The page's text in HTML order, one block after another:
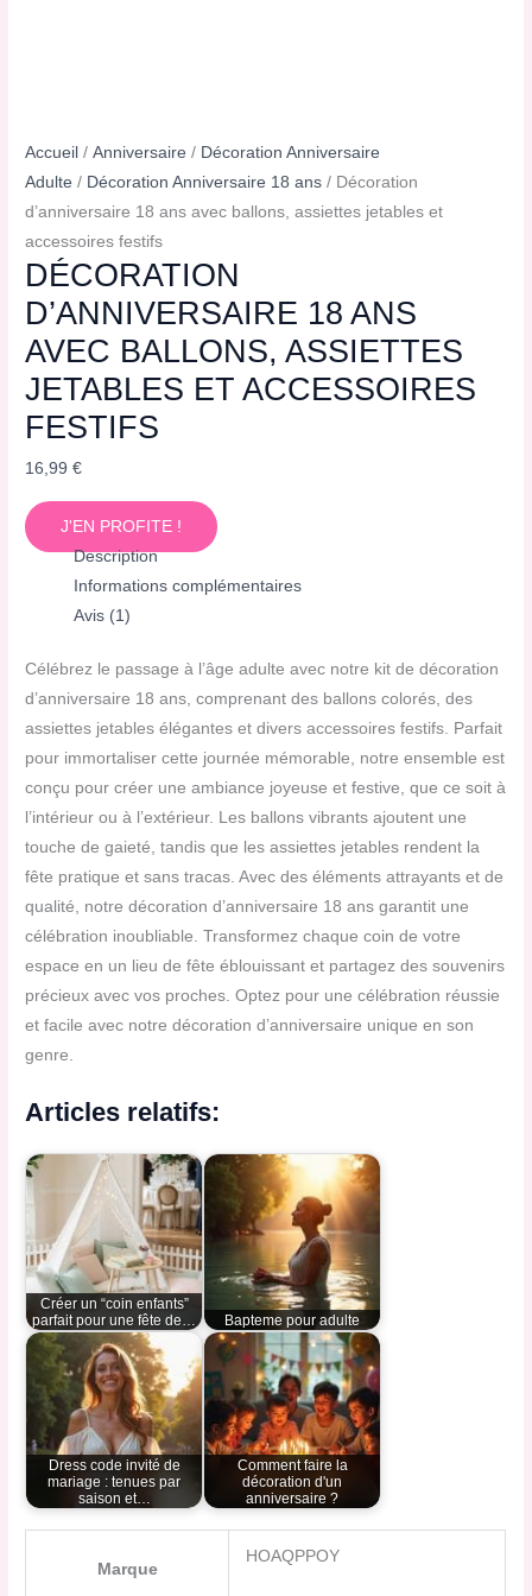
Accueil /Anniversaire / Décoration Anniversaire
Adulte / Décoration Anniversaire 18 ans / Décoration
d’anniversaire 18 ans avec ballons, assiettes jetables et
accessoires festifs
DÉCORATION
D’ANNIVERSAIRE 18 ANS
AVEC BALLONS, ASSIETTES
JETABLES ET ACCESSOIRES
FESTIFS
16,99€
J'EN PROFITE !
Description
Informations complémentaires
Avis (1)
Célébrez le passage à l’âge adulte avec notre kit de décoration
d’anniversaire 18 ans, comprenant des ballons colorés, des
assiettes jetables élégantes et divers accessoires festifs. Parfait
pour immortaliser cette journée mémorable, notre ensemble est
conçu pour créer une ambiance joyeuse et festive, que ce soit à
l’intérieur ou à l’extérieur. Les ballons vibrants ajoutent une
touche de gaieté, tandis que les assiettes jetables rendent la
fête pratique et sans tracas. Avec des éléments attrayants et de
qualité, notre décoration d’anniversaire 18 ans garantit une
célébration inoubliable. Transformez chaque coin de votre
espace en un lieu de fête éblouissant et partagez des souvenirs
précieux avec vos proches. Optez pour une célébration réussie
et facile avec notre décoration d’anniversaire unique en son
genre.
Articles relatifs:
Créer un “coin enfants”
parfait pour une fête de…
Bapteme pour adulte
Dress code invité de
mariage : tenues par
saison et…
Comment faire la
décoration d'un
anniversaire ?
Marque
HOAQPPOY